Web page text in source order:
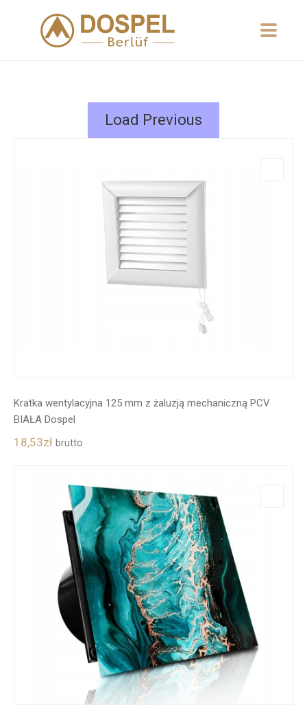
Load Previous
Kratka wentylacyjna 125 mm z żaluzją mechaniczną PCV
BIAŁA Dospel
18,53zł brutto